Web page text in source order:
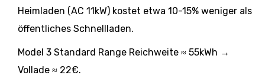
Heimladen (AC 11kW) kostet etwa 10-15% weniger als
öffentliches Schnellladen.
Model 3 Standard Range Reichweite ≈ 55kWh →
Vollade ≈ 22€.